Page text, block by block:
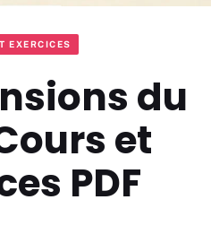
EXERCICES
du
et
PDF